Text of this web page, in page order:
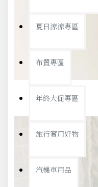
夏日涼涼專區
布置專區
年終大促專區
旅行實用好物
汽機車用品